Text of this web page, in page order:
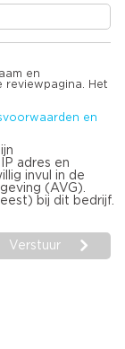
en
Het
en
adres en
invul in de
(AVG).
bij dit bedrijf.
Verstuur